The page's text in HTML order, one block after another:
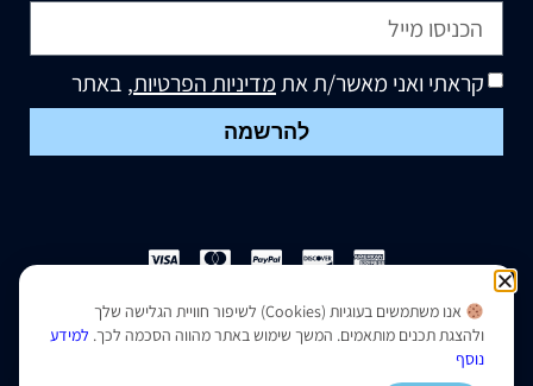
קראתי ואני מאשר/ת אתמדיניות הפרטיות, באתר
להרשמה
הצהרת נגישות|מדיניות פרטיות
אנו משתמשים בעוגיות (Cookies) לשיפור חוויית הגלישה שלך
ולהצגת תכנים מותאמים. המשך שימוש באתר מהווה הסכמה לכך. למידע
נוסף